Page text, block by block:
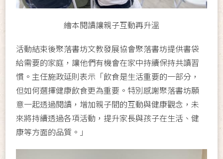
繪本閱讀讓親子互動再升溫
活動結束後聚落書坊文教發展協會聚落書坊提供書袋
給需要的家庭，讓他們有機會在家中持續保持共讀習
慣。主任施政延則表示「飲食是生活重要的一部分，
但如何選擇健康飲食更為重要。特別感謝聚落書坊願
意一起透過閱讀，增加親子間的互動與健康觀念，未
來將持續透過各項活動，提升家長與孩子在生活、健
康等方面的品質。」